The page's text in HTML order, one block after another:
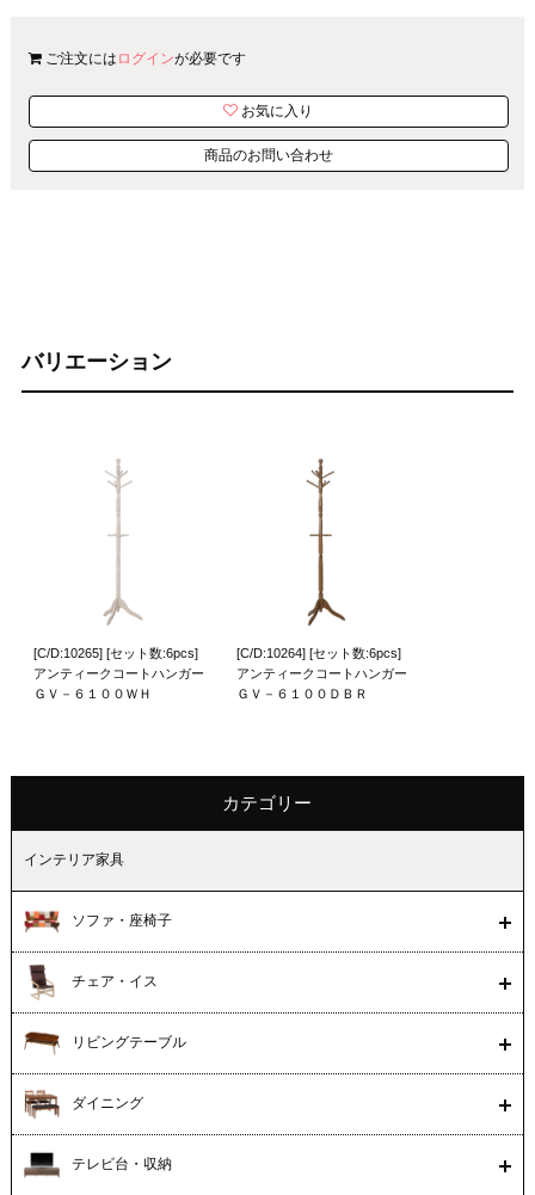
ご注文には ログインが必要です
お気に入り
商品のお問い合わせ
バリエーション
[C/D:10265] [セット数:6pcs]
アンティークコートハンガー
ＧＶ－６１００ＷＨ
[C/D:10264] [セット数:6pcs]
アンティークコートハンガー
ＧＶ－６１００ＤＢＲ
カテゴリー
インテリア家具
ソファ・座椅子
チェア・イス
リビングテーブル
ダイニング
テレビ台・収納